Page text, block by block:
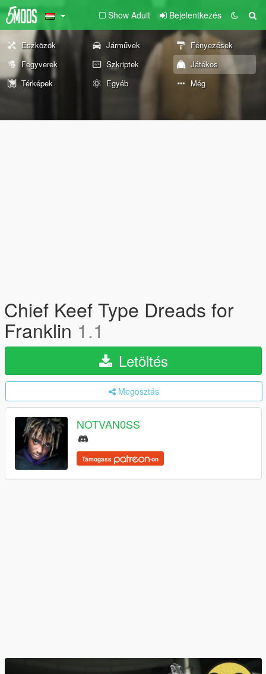
Show Adult Bejelentkezés
Eszközök Járművek
Fényezések
Fegyverek
Szkriptek
Játékos
Térképek
Egyéb Még
Chief Keef Type Dreads for
Franklin 1.1
Letöltés
Megosztás
NOTVAN0SS
Támogass -on